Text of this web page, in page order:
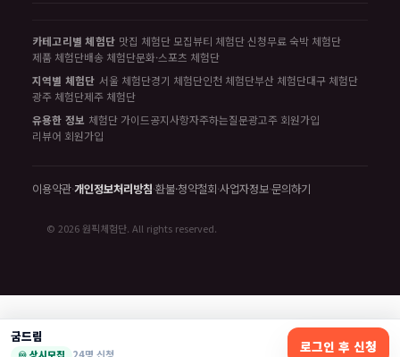
굼드림
로그인 후 신청
카테고리별 체험단 맛집 체험단 모집뷰티 체험단 신청무료 숙박 체험단
제품 체험단배송 체험단문화·스포츠 체험단
지역별 체험단 서울 체험단경기 체험단인천 체험단부산 체험단대구 체험단
광주 체험단제주 체험단
유용한 정보 체험단 가이드공지사항자주하는질문광고주 회원가입
리뷰어 회원가입
이용약관·개인정보처리방침·환불·청약철회·사업자정보·문의하기
© 2026 원픽체험단. All rights reserved.